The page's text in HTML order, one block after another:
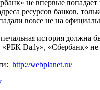
не впервые попадает
ресурсов банков,
вовсе не на
история должна
Daily», «Сбербанк» не
http://webplanet.ru/